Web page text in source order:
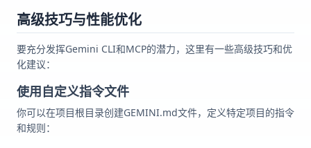
高级技巧与性能优化
要充分发挥Gemini CLI和MCP的潜力，这里有一些高级技巧和优
化建议：
使用自定义指令文件
你可以在项目根目录创建GEMINI.md文件，定义特定项目的指令
和规则：